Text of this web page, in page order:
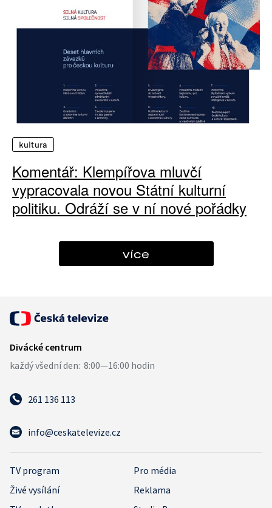
kultura
Komentář: Klempířova mluvčí
vypracovala novou Státní kulturní
politiku. Odráží se v ní nové pořádky
více
261 136 113
info@ceskatelevize.cz
TV program
Pro média
Živé vysílání
Reklama